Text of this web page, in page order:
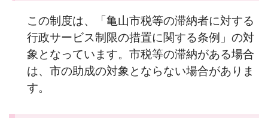
この制度は、「亀山市税等の滞納者に対する
行政サービス制限の措置に関する条例」の対
象となっています。市税等の滞納がある場合
は、市の助成の対象とならない場合がありま
す。